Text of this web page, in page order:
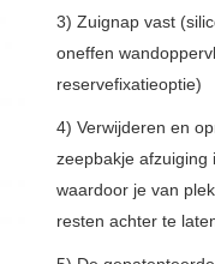
3) Zuignap vast
oneffen
reservefixatieoptie)
4) Verwijderen en
zeepbakje afzuiging
waardoor je van
resten achter te